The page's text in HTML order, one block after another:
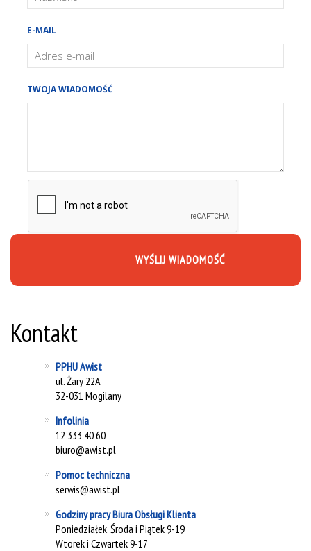
E-MAIL
TWOJA WIADOMOŚĆ
WYŚLIJ WIADOMOŚĆ
Kontakt
PPHU Awist
ul. Żary 22A
32-031 Mogilany
Infolinia
12 333 40 60
biuro@awist.pl
Pomoc techniczna
serwis@awist.pl
Godziny pracy Biura Obsługi Klienta
Poniedziałek, Środa i Piątek 9-19
Wtorek i Czwartek 9-17